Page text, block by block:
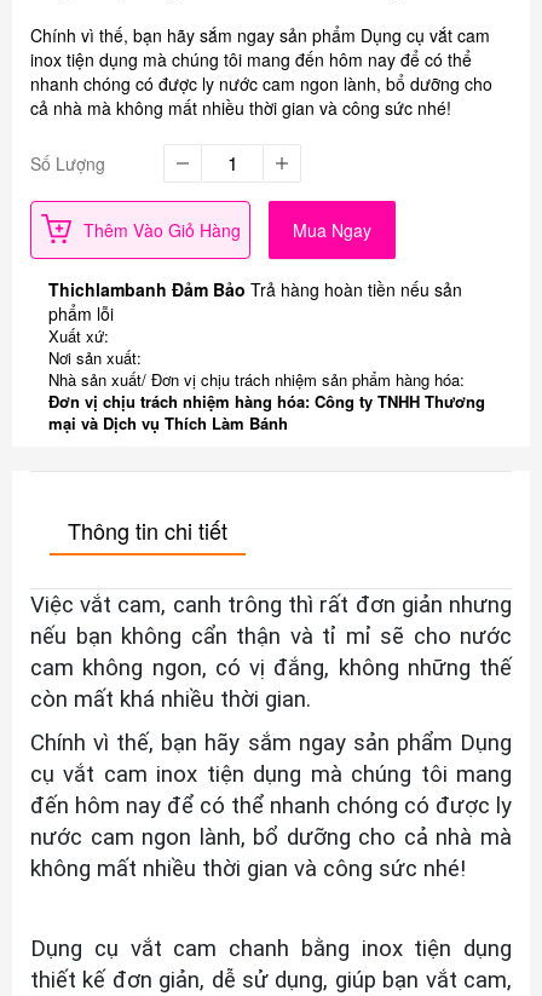
Chính vì thế, bạn hãy sắm ngay sản phẩm Dụng cụ vắt cam
inox tiện dụng mà chúng tôi mang đến hôm nay để có thể
nhanh chóng có được ly nước cam ngon lành, bổ dưỡng cho
cả nhà mà không mất nhiều thời gian và công sức nhé!
Số Lượng
Thêm Vào Giỏ Hàng Mua Ngay
Thichlambanh Đảm Bảo Trả hàng hoàn tiền nếu sản
phẩm lỗi
Xuất xứ:
Nơi sản xuất:
Nhà sản xuất/ Đơn vị chịu trách nhiệm sản phẩm hàng hóa:
Đơn vị chịu trách nhiệm hàng hóa: Công ty TNHH Thương
mại và Dịch vụ Thích Làm Bánh
Thông tin chi tiết
Việc vắt cam, canh trông thì rất đơn giản nhưng
nếu bạn không cẩn thận và tỉ mỉ sẽ cho nước
cam không ngon, có vị đắng, không những thế
còn mất khá nhiều thời gian.
Chính vì thế, bạn hãy sắm ngay sản phẩm Dụng
cụ vắt cam inox tiện dụng mà chúng tôi mang
đến hôm nay để có thể nhanh chóng có được ly
nước cam ngon lành, bổ dưỡng cho cả nhà mà
không mất nhiều thời gian và công sức nhé!
Dụng cụ vắt cam chanh bằng inox tiện dụng
thiết kế đơn giản, dễ sử dụng, giúp bạn vắt cam,